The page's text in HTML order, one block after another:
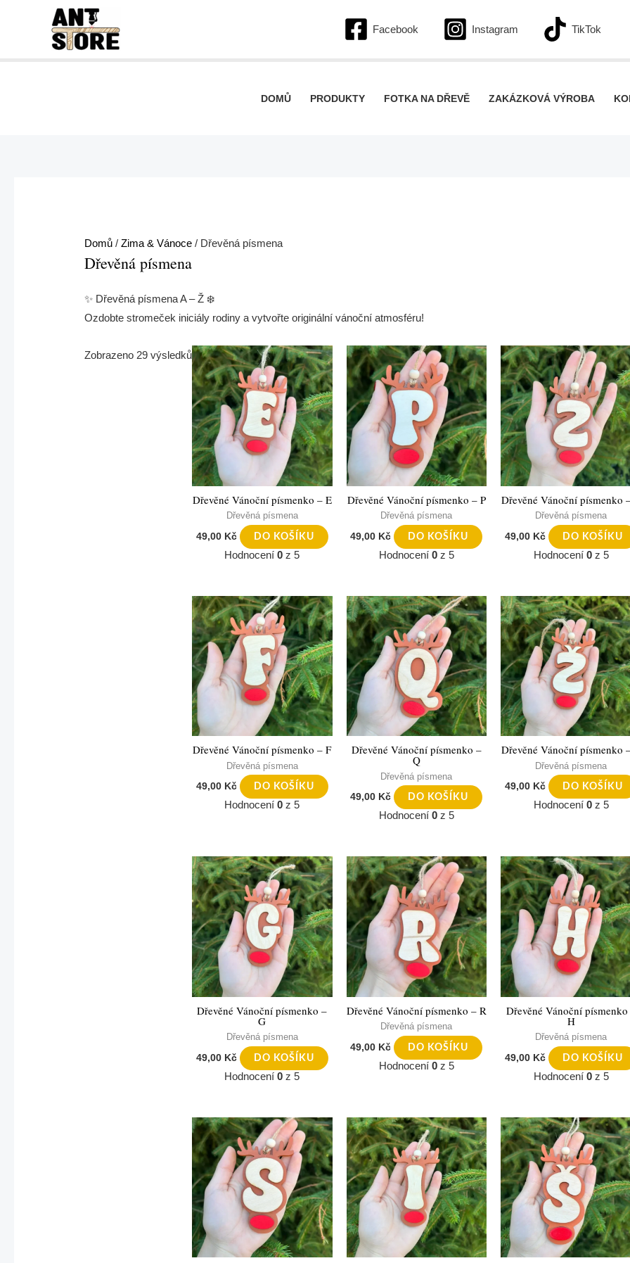
Facebook Instagram TikTok
DOMŮ PRODUKTY FOTKA NA DŘEVĚ ZAKÁZKOVÁ VÝROBA
Domů /Zima & Vánoce / Dřevěná písmena
Dřevěná písmena
✨ Dřevěná písmena A – Ž ❄️
Ozdobte stromeček iniciály rodiny a vytvořte originální vánoční atmosféru!
Zobrazeno 29 výsledků
Dřevěné Vánoční písmenko – E
Dřevěná písmena
49,00 Kč DO KOŠÍKU
Hodnocení0 z 5
Dřevěné Vánoční písmenko – P
Dřevěná písmena
49,00 Kč DO KOŠÍKU
Hodnocení 0z 5
Dřevěné Vánoční písmenko
Dřevěná písmena
49,00 Kč DO KOŠÍKU
Hodnocení 0z 5
Dřevěné Vánoční písmenko – F
Dřevěná písmena
49,00 Kč DO KOŠÍKU
Hodnocení0 z 5
Dřevěné Vánoční písmenko –
Q
Dřevěná písmena
49,00 Kč DO KOŠÍKU
Hodnocení 0z 5
Dřevěné Vánoční písmenko
Dřevěná písmena
49,00 Kč DO KOŠÍKU
Hodnocení 0z 5
Dřevěné Vánoční písmenko –
G
Dřevěná písmena
49,00 Kč DO KOŠÍKU
Hodnocení0 z 5
Dřevěné Vánoční písmenko – R
Dřevěná písmena
49,00 Kč DO KOŠÍKU
Hodnocení 0z 5
Dřevěné Vánoční
H
Dřevěná písmena
49,00 Kč DO KOŠÍKU
Hodnocení 0z 5